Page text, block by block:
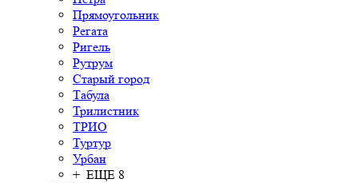
Прямоугольник
Регата
Ригель
Рутрум
Старый город
Табула
Трилистник
ТРИО
Туртур
Урбан
+ ЕЩЕ 8